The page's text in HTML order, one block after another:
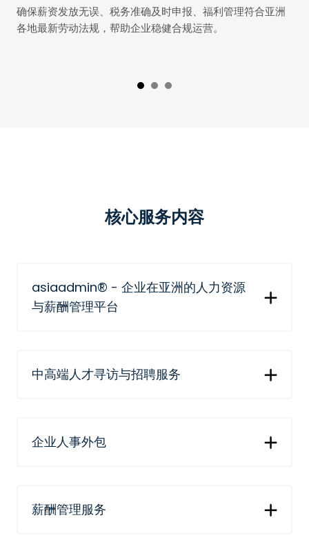
确保薪资发放无误、税务准确及时申报、福利管理符合亚洲
各地最新劳动法规，帮助企业稳健合规运营。
核心服务内容
asiaadmin® - 企业在亚洲的人力资源
与薪酬管理平台
中高端人才寻访与招聘服务
企业人事外包
薪酬管理服务